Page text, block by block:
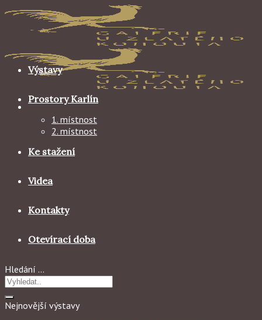
Skip
content
Výstavy
Prostory Karlín
1. místnost
2. místnost
Ke stažení
Videa
Kontakty
Otevírací doba
Hledání …
Nejnovější výstavy